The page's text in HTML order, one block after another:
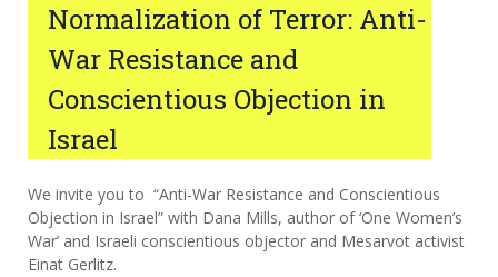
Normalization of Terror: Anti-
War Resistance and
Conscientious Objection in
Israel
We invite you to “Anti-War Resistance and Conscientious
Objection in Israel” with Dana Mills, author of ‘One Women’s
War’ and Israeli conscientious objector and Mesarvot activist
Einat Gerlitz.